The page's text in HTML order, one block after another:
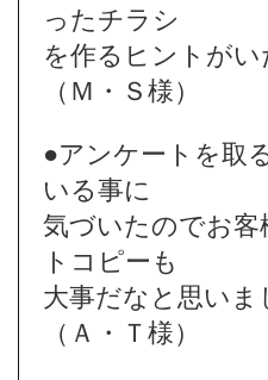
ったチラシ
を作るヒントが
（Ｍ・Ｓ様）
●アンケートを取
いる事に
気づいたのでお
トコピーも
大事だなと思いま
（Ａ・Ｔ様）